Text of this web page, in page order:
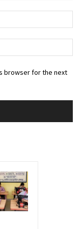
browser for the next